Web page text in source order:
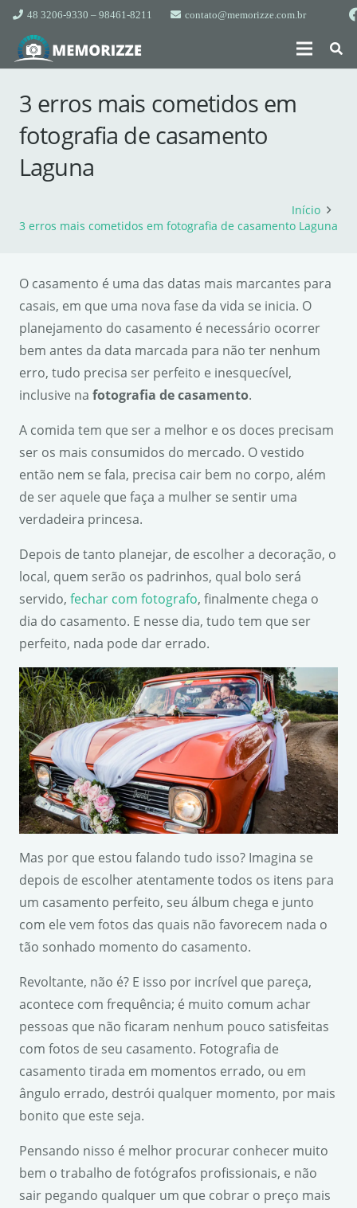
48 3206-9330 – 98461-8211 contato@memorizze.com.br
3 erros mais cometidos em
fotografia de casamento
Laguna
Início
3 erros mais cometidos em fotografia de casamento Laguna
O casamento é uma das datas mais marcantes para
casais, em que uma nova fase da vida se inicia. O
planejamento do casamento é necessário ocorrer
bem antes da data marcada para não ter nenhum
erro, tudo precisa ser perfeito e inesquecível,
inclusive na fotografia de casamento.
A comida tem que ser a melhor e os doces precisam
ser os mais consumidos do mercado. O vestido
então nem se fala, precisa cair bem no corpo, além
de ser aquele que faça a mulher se sentir uma
verdadeira princesa.
Depois de tanto planejar, de escolher a decoração, o
local, quem serão os padrinhos, qual bolo será
servido, fechar com fotografo, finalmente chega o
dia do casamento. E nesse dia, tudo tem que ser
perfeito, nada pode dar errado.
Mas por que estou falando tudo isso? Imagina se
depois de escolher atentamente todos os itens para
um casamento perfeito, seu álbum chega e junto
com ele vem fotos das quais não favorecem nada o
tão sonhado momento do casamento.
Revoltante, não é? E isso por incrível que pareça,
acontece com frequência; é muito comum achar
pessoas que não ficaram nenhum pouco satisfeitas
com fotos de seu casamento. Fotografia de
casamento tirada em momentos errado, ou em
ângulo errado, destrói qualquer momento, por mais
bonito que este seja.
Pensando nisso é melhor procurar conhecer muito
bem o trabalho de fotógrafos profissionais, e não
sair pegando qualquer um que cobrar o preço mais